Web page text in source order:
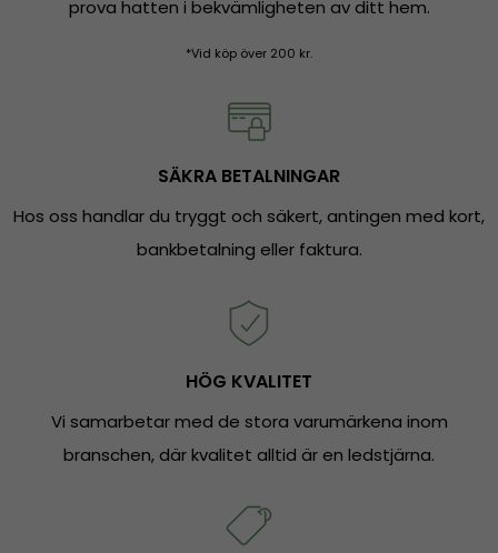
prova hatten i bekvämligheten av ditt hem.
*Vid köp över 200 kr.
SÄKRA BETALNINGAR
Hos oss handlar du tryggt och säkert, antingen med kort,
bankbetalning eller faktura.
HÖG KVALITET
Vi samarbetar med de stora varumärkena inom
branschen, där kvalitet alltid är en ledstjärna.